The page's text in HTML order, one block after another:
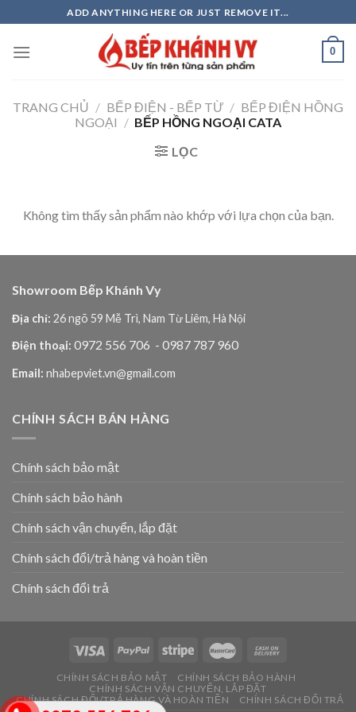
to
content
ADD ANYTHING HERE OR JUST REMOVE IT...
0
TRANG CHỦ / BẾP ĐIỆN - BẾP TỪ / BẾP ĐIỆN HỒNG
NGOẠI / BẾP HỒNG NGOẠI CATA
LỌC
Không tìm thấy sản phẩm nào khớp với lựa chọn của bạn.
Showroom Bếp Khánh Vy
Địa chỉ: 26 ngõ 59 Mễ Trì, Nam Từ Liêm, Hà Nội
Điện thoại: 0972 556 706 - 0987 787 960
Email: nhabepviet.vn@gmail.com
CHÍNH SÁCH BÁN HÀNG
Chính sách bảo mật
Chính sách bảo hành
Chính sách vận chuyển, lắp đặt
Chính sách đổi/trả hàng và hoàn tiền
Chính sách đổi trả
CHÍNH SÁCH BẢO MẬT
CHÍNH SÁCH BẢO HÀNH
CHÍNH SÁCH VẬN CHUYỂN, LẮP ĐẶT
CHÍNH SÁCH ĐỔI/TRẢ HÀNG VÀ HOÀN TIỀN
CHÍNH SÁCH ĐỔI TRẢ